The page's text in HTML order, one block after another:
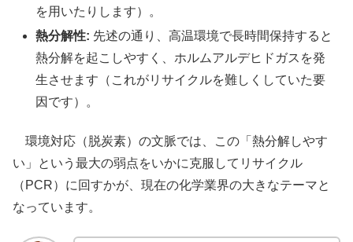
を用いたりします）。
熱分解性: 先述の通り、高温環境で長時間保持すると
熱分解を起こしやすく、ホルムアルデヒドガスを発
生させます（これがリサイクルを難しくしていた要
因です）。
環境対応（脱炭素）の文脈では、この「熱分解しやす
い」という最大の弱点をいかに克服してリサイクル
（PCR）に回すかが、現在の化学業界の大きなテーマと
なっています。